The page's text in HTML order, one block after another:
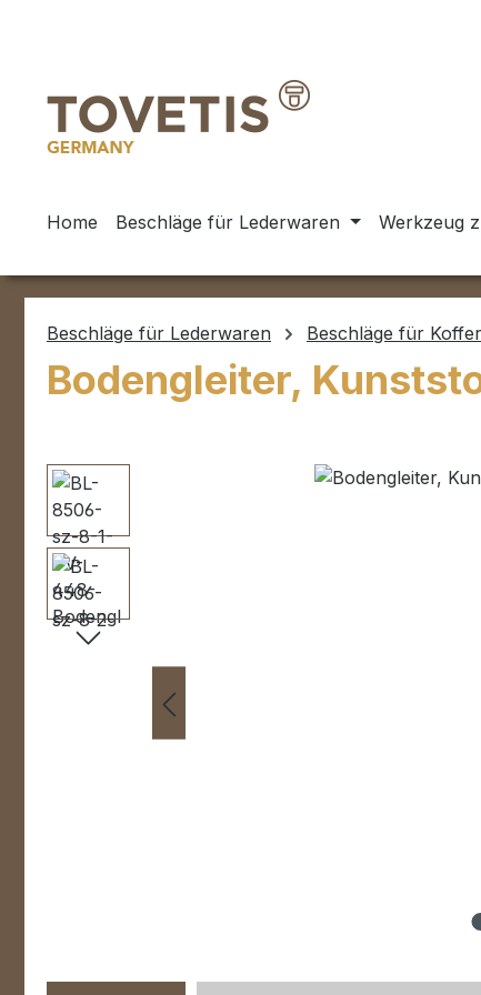
Home Beschläge für Lederwaren Werkzeug
Beschläge für Lederwaren Beschläge für Koffer
Bodengleiter,
Bildergalerie überspringen